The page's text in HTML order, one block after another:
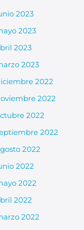
2023
2023
2023
2023
2022
2022
2022
2022
2022
2022
2022
2022
2022